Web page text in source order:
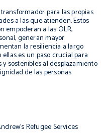
para las propias
a las que atienden. Estos
empoderan a las OLR,
generan mayor
la resiliencia a largo
es un paso crucial para
sostenibles al desplazamiento
de las personas
Refugee Services